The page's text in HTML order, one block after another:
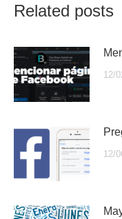
Related posts
12/
12/